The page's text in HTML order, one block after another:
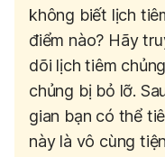
không biết lịch
điểm nào? Hãy
dõi lịch tiêm
chủng bị bỏ lỡ.
gian bạn có thể
này là vô cùng